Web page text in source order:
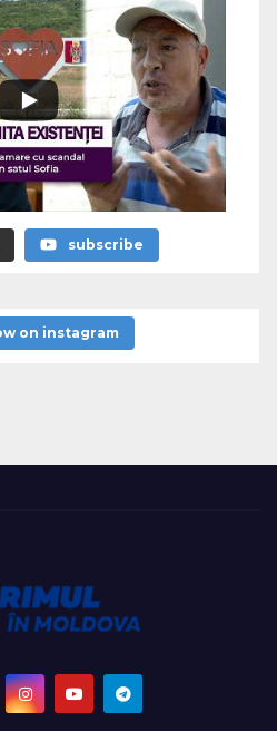
subscribe
on instagram